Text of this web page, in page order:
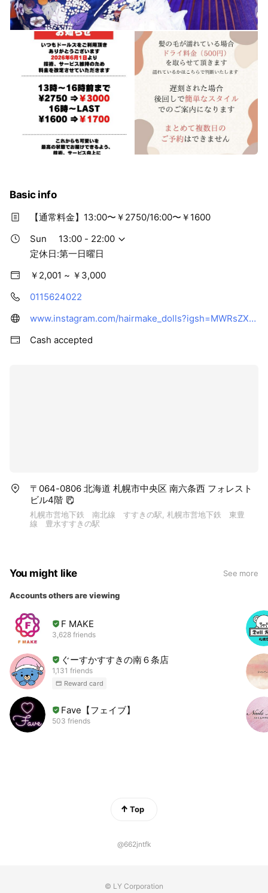
Basic info
【通常料金】13:00〜￥2750/16:00〜￥1600
Sun
13:00 - 22:00
定休日:第一日曜日
￥2,001 ~ ￥3,000
0115624022
www.instagram.com/hairmake_dolls?igsh=MWRsZXF2YXkyYmp2Zg%3D%3D&utm_source=qr
Cash accepted
〒064-0806 北海道 札幌市中央区 南六条西 フォレスト
ビル4階
札幌市営地下鉄 南北線 すすきの駅, 札幌市営地下鉄 東豊
線 豊水すすきの駅
You might like See more
Accounts others are viewing
F MAKE
3,628 friends
ぐーすかすすきの南６条店
1,131 friends
Reward card
Fave【フェイブ】
503 friends
Top
@662jntfk
© LY Corporation